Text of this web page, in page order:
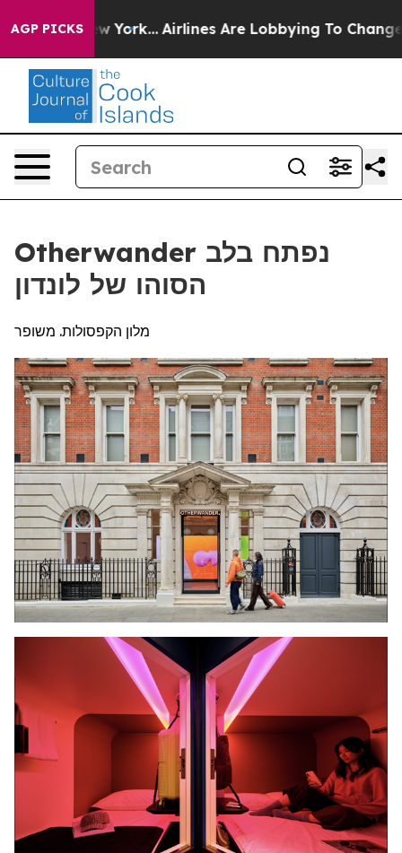
AGP PICKS
New York... Airlines Are Lobbying To Change
Otherwander נפתח בלב
הסוהו של לונדון
מלון הקפסולות. משופר